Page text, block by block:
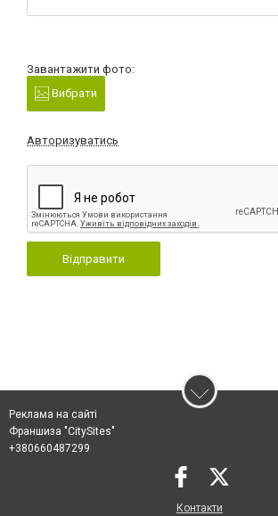
Завантажити фото:
Вибрати
Авторизуватись
Відправити
Реклама на сайті
Франшиза "CitySites"
+380660487299
Контакти